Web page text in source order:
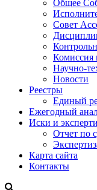
Общее
Совет
Комиссия
Научно-
Новости
Реестры
Единый
Ежегодный
Иски и
Отчет по
Карта сайта
Контакты